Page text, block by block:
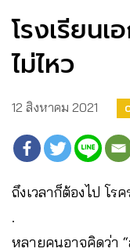
โรงเรียน
ไม่ไหว
12 สิงหาคม 2021
ถึงเวลาก็ต้องไป โร
.
หลายคนอาจคิดว่า